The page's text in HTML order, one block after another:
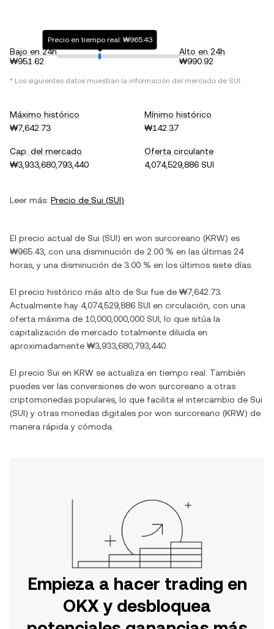
Bajo en 24h
₩951.62
Precio en tiempo real: ₩965.43
Alto en 24h
₩990.92
* Los siguientes datos muestran la información del mercado de SUI.
Máximo histórico
₩7,642.73
Mínimo histórico
₩142.37
Cap. del mercado
₩3,933,680,793,440
Oferta circulante
4,074,529,886 SUI
Leer más: Precio de Sui (SUI)
El precio actual de Sui (SUI) en won surcoreano (KRW) es
₩965.43 , con una disminución de 2.00 % en las últimas 24
horas, y una disminución de 3.00 % en los últimos siete días.
El precio histórico más alto de Sui fue de ₩7,642.73
Actualmente hay 4,074,529,886 SUI en circulación, con una
oferta máxima de 10,000,000,000 SUI , lo que sitúa la
capitalización de mercado totalmente diluida en
aproximadamente ₩3,933,680,793,440
El precio Sui en KRW se actualiza en tiempo real. También
puedes ver las conversiones de won surcoreano a otras
criptomonedas populares, lo que facilita el intercambio de Sui
(SUI) y otras monedas digitales por won surcoreano (KRW) de
manera rápida y cómoda.
Empieza a hacer trading en
OKX y desbloquea